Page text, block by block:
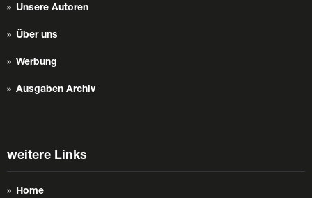
Unsere Autoren
Über uns
Werbung
Ausgaben Archiv
weitere Links
Home